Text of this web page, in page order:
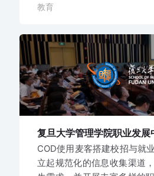
教育
复旦大学管理学院职业发展
COD使用麦客搭建校招与就
立起规范化的信息收集渠道